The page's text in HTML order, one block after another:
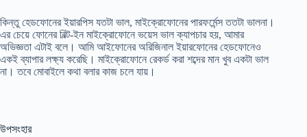
কিন্তু হেডফোনের ইয়ারপিস যতটা ভাল, মাইক্রোফোনের পারফর্মেন্স ততটা ভালনা।
এর চেয়ে ফোনের বিল্ট-ইন মাইক্রোফোনে ভয়েস ভাল ক্যাপচার হয়, আমার
অভিজ্ঞতা এটাই বলে। আমি আইফোনের অরিজিনাল ইয়ারফোনের হেডফোনেও
একই ব্যাপার লক্ষ্য করেছি। মাইক্রোফোনে রেকর্ড করা শব্দের মান খুব একটা ভাল
না। তবে মোবাইলে কথা বলার কাজ চলে যায়।
উপসংহার